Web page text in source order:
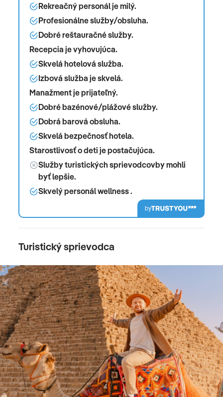
Rekreačný personál je milý.
Profesionálne služby/obsluha.
Dobré reštauračné služby.
Recepcia je vyhovujúca.
Skvelá hotelová služba.
Izbová služba je skvelá.
Manažment je prijateľný.
Dobré bazénové/plážové služby.
Dobrá barová obsluha.
Skvelá bezpečnosť hotela.
Starostlivosť o deti je postačujúca.
Služby turistických sprievodcovby mohli
byť lepšie.
Skvelý personál wellness .
by
Turistický sprievodca